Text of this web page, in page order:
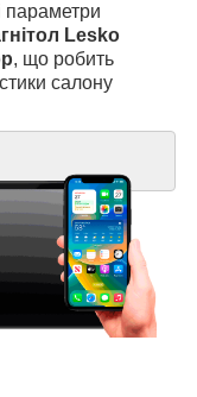
параметри
Lesko
, що робить
салону